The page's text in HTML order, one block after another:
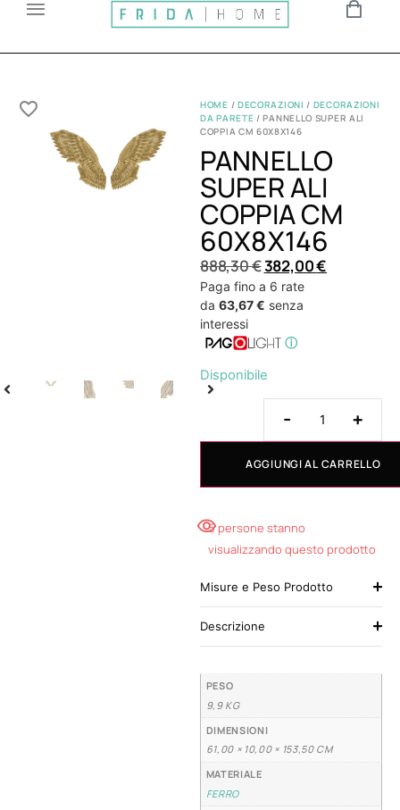
HOME / DECORAZIONI / DECORAZIONI
DA PARETE / PANNELLO SUPER ALI
COPPIA CM 60X8X146
PANNELLO
SUPER ALI
COPPIA CM
60X8X146
888,30€382,00€
Paga fino a 6 rate
da 63,67 € senza
interessi
ⓘ
Disponibile
- +
AGGIUNGI AL CARRELLO
5 persone stanno
visualizzando questo prodotto
Misure e Peso Prodotto
Descrizione
PESO
9,9 KG
DIMENSIONI
61,00 × 10,00 × 153,50 CM
MATERIALE
FERRO